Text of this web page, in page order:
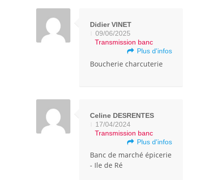
Didier VINET
09/06/2025
Transmission banc
Plus d'infos
Boucherie charcuterie
Celine DESRENTES
17/04/2024
Transmission banc
Plus d'infos
Banc de marché épicerie
- Ile de Ré